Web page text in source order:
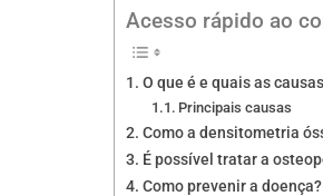
Acesso rápido ao
O que é e quais as
Principais causas
Como a densitometria
É possível tratar a
Como prevenir a doença?